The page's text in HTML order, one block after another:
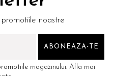
noastre
magazinului. Afla mai